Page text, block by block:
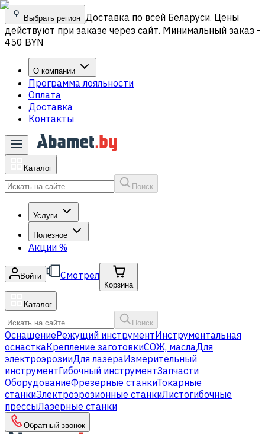
Выбрать регион Доставка по всей Беларуси. Цены
действуют при заказе через сайт. Минимальный заказ -
450 BYN
О компании
Программа лояльности
Оплата
Доставка
Контакты
Каталог
Поиск
Услуги
Полезное
Акции %
Войти Смотрел
Корзина
Каталог
Поиск
ОснащениеРежущий инструментИнструментальная
оснасткаКрепление заготовкиСОЖ, маслаДля
электроэрозииДля лазераИзмерительный
инструментГибочный инструментЗапчасти
ОборудованиеФрезерные станкиТокарные
станкиЭлектроэрозионные станкиЛистогибочные
прессыЛазерные станки
Обратный звонок